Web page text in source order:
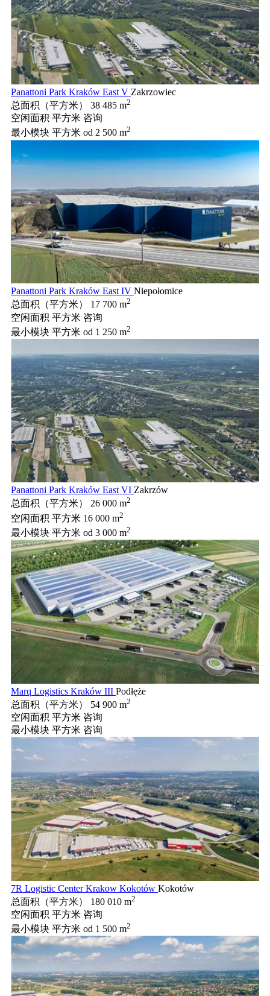
Panattoni Park Kraków East V Zakrzowiec
总面积（平方米）
38 485 m2
空闲面积 平方米 咨询
最小模块 平方米 od 2 500 m2
Panattoni Park Kraków East IV Niepołomice
总面积（平方米）
17 700 m2
空闲面积 平方米 咨询
最小模块 平方米 od 1 250 m2
Panattoni Park Kraków East VI Zakrzów
总面积（平方米）
26 000 m2
空闲面积 平方米 16 000 m2
最小模块 平方米 od 3 000 m2
Marq Logistics Kraków III Podłęże
总面积（平方米）
54 900 m2
空闲面积 平方米 咨询
最小模块 平方米 咨询
7R Logistic Center Krakow Kokotów Kokotów
总面积（平方米）
180 010 m2
空闲面积 平方米 咨询
最小模块 平方米 od 1 500 m2